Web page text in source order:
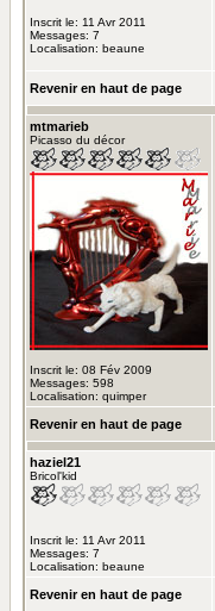
Inscrit le: 11 Avr 2011
Messages: 7
Localisation: beaune
Revenir en haut de page
mtmarieb
Picasso du décor
Inscrit le: 08 Fév 2009
Messages: 598
Localisation: quimper
Revenir en haut de page
haziel21
Bricol'kid
Inscrit le: 11 Avr 2011
Messages: 7
Localisation: beaune
Revenir en haut de page